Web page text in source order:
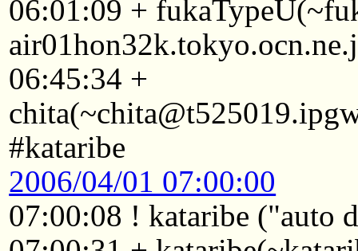
06:01:09 +
06:45:34 +
#kataribe
2006/04/01 07:00:00
07:00:08 ! kataribe ("auto